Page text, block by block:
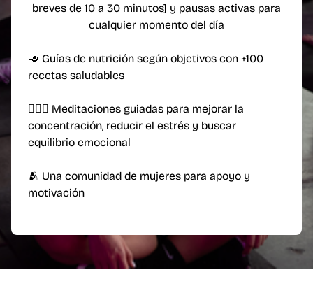
breves de 10 a 30 minutos] y pausas activas para
cualquier momento del día
🥑 Guías de nutrición según objetivos con +100
recetas saludables
🧘🏼‍♀️ Meditaciones guiadas para mejorar la
concentración, reducir el estrés y buscar
equilibrio emocional
🫂 Una comunidad de mujeres para apoyo y
motivación